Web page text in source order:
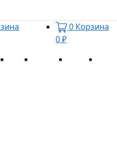
0 Корзина
0 ₽
Акции Новинки